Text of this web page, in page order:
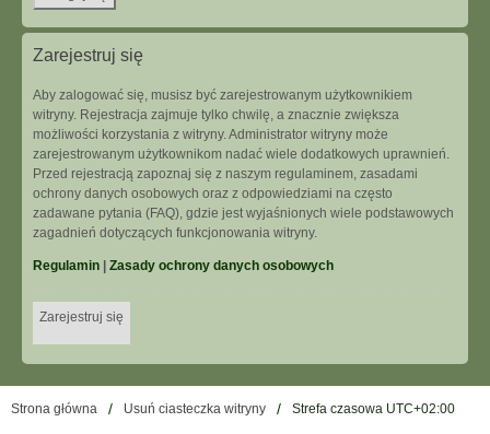
Zarejestruj się
Aby zalogować się, musisz być zarejestrowanym użytkownikiem
witryny. Rejestracja zajmuje tylko chwilę, a znacznie zwiększa
możliwości korzystania z witryny. Administrator witryny może
zarejestrowanym użytkownikom nadać wiele dodatkowych uprawnień.
Przed rejestracją zapoznaj się z naszym regulaminem, zasadami
ochrony danych osobowych oraz z odpowiedziami na często
zadawane pytania (FAQ), gdzie jest wyjaśnionych wiele podstawowych
zagadnień dotyczących funkcjonowania witryny.
Regulamin Zasady ochrony danych osobowych
Zarejestruj się
Strona główna Usuń ciasteczka witryny Strefa czasowa UTC+02:00